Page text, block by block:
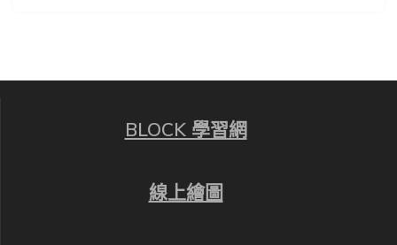
BLOCK 學習網
線上繪圖